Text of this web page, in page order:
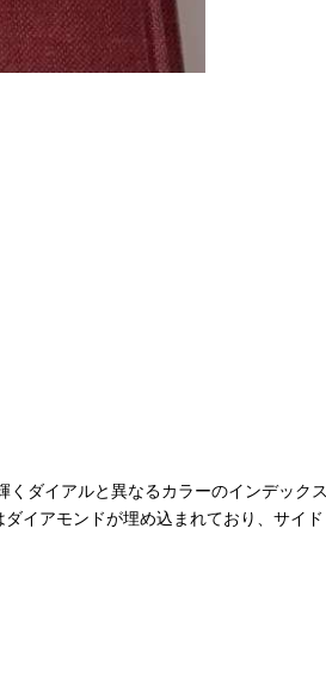
ダイアルと異なるカラーのインデックス
イアモンドが埋め込まれており、サイド